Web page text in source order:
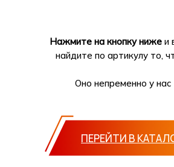
ПЕРЕЙТИ В
Нажмите на кнопку ниже и
найдите по артикулу то,
Оно непременно у нас